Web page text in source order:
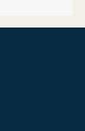
Hunze
Odoorn
Drenthe